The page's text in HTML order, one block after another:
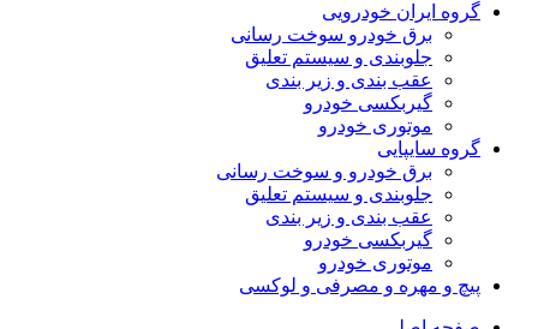
گروه ایران خودرویی
برق خودرو سوخت رسانی
جلوبندی و سیستم تعلیق
عقب بندی و زیر بندی
گیربکسی خودرو
موتوری خودرو
گروه سایپایی
برق خودرو و سوخت رسانی
جلوبندی و سیستم تعلیق
عقب بندی و زیر بندی
گیربکسی خودرو
موتوری خودرو
پیچ و مهره و مصرفی و لوکسی